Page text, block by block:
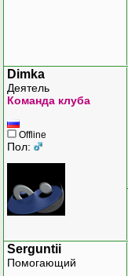
Dimka
Деятель
Команда клуба
Offline
Пол:
Serguntii
Помогающий